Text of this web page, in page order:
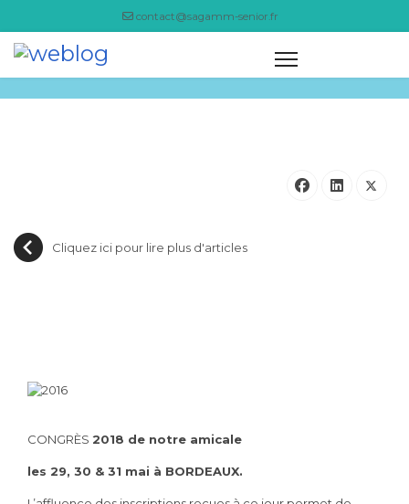
contact@sagamm-senior.fr
Cliquez ici pour lire plus d'articles
CONGRÈS 2018 de notre amicale
les 29, 30 & 31 mai à BORDEAUX.